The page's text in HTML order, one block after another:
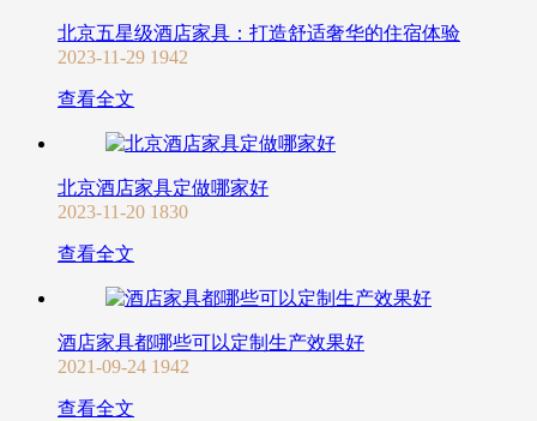
北京五星级酒店家具：打造舒适奢华的住宿体验
2023-11-29 1942
查看全文
北京酒店家具定做哪家好
2023-11-20 1830
查看全文
酒店家具都哪些可以定制生产效果好
2021-09-24 1942
查看全文